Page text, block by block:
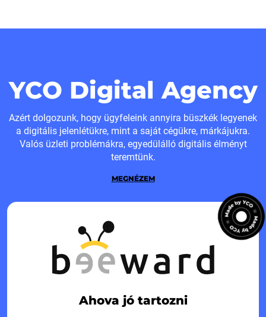
YCO Digital Agency
Azért dolgozunk, hogy ügyfeleink annyira büszkék legyenek
a digitális jelenlétükre, mint a saját cégükre, márkájukra.
Valós üzleti problémákra, egyedülálló digitális élményt
teremtünk.
MEGNÉZEM
Ahova jó tartozni